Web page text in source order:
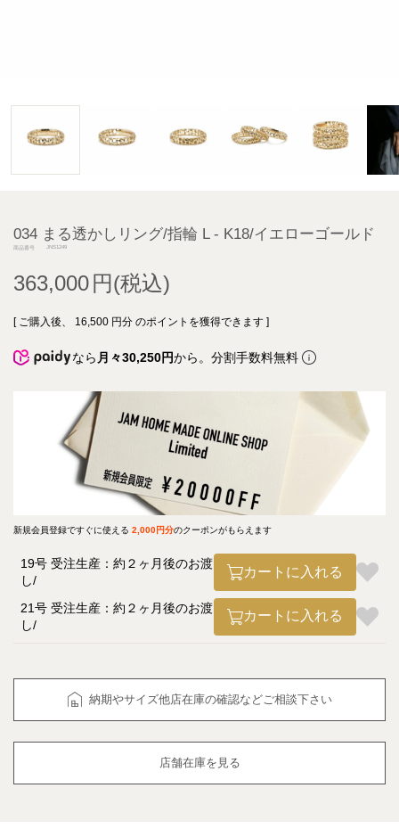
034 まる透かしリング/指輪 L - K18/イエローゴールド
商品番号 JNS1249
363,000
[ ご購入後、 16,500 円分 のポイントを獲得できます ]
なら 月々30,250円から。分割手数料無料
新規会員登録ですぐに使える 2,000円分のクーポンがもらえます
19号 受注生産：約２ヶ月後のお渡
し
カートに入れる
21号 受注生産：約２ヶ月後のお渡
し
カートに入れる
納期やサイズ他店在庫の確認などご相談下さい
店舗在庫を見る